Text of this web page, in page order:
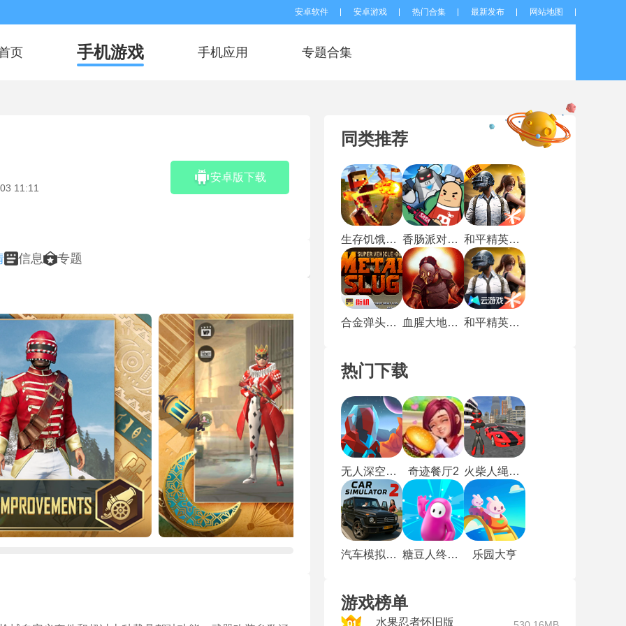
安卓软件 安卓游戏 热门合集 最新发布 网站地图
页 手机游戏 手机应用 专题合集
11:11
安卓版下载
信息 专题
同类推荐
生存饥饿游戏2 香肠派对比赛服 和平精英体验服
合金弹头单机版 血腥大地安卓版 和平精英云游戏秒玩版
热门下载
无人深空最新版 奇迹餐厅2 火柴人绳索英雄1
汽车模拟器2019 糖豆人终极淘汰赛 乐园大亨
游戏榜单
水果忍者怀旧版